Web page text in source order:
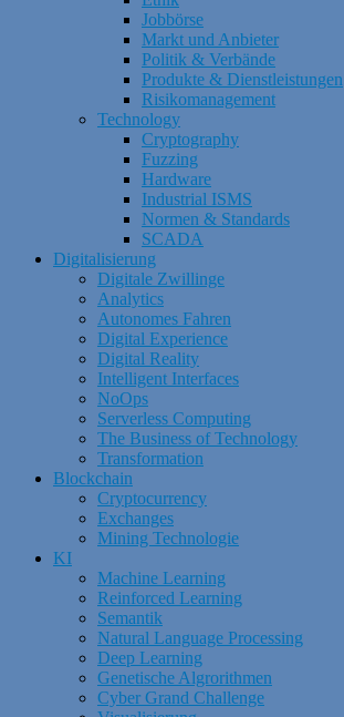
Jobbörse
Markt und Anbieter
Politik & Verbände
Produkte & Dienstleistungen
Risikomanagement
Technology
Cryptography
Fuzzing
Hardware
Industrial ISMS
Normen & Standards
SCADA
Digitalisierung
Digitale Zwillinge
Analytics
Autonomes Fahren
Digital Experience
Digital Reality
Intelligent Interfaces
NoOps
Serverless Computing
The Business of Technology
Transformation
Blockchain
Cryptocurrency
Exchanges
Mining Technologie
KI
Machine Learning
Reinforced Learning
Semantik
Natural Language Processing
Deep Learning
Genetische Algrorithmen
Cyber Grand Challenge